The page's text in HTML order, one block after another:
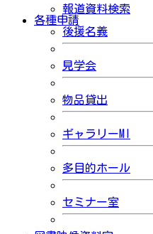
報道資料検索
各種申請
後援名義
見学会
物品貸出
ギャラリーMI
多目的ホール
セミナー室